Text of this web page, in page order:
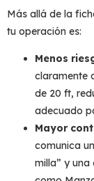
Más allá de la
tu operación es:
Menos
claramente
de 20 ft,
adecuado
Mayor
comunica
milla” y